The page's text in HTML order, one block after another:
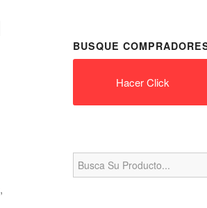
,
BUSQUE
Hacer Click
Search
for: